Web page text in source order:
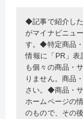
◆記事で紹介し
がマイナビニュ
す。◆特定商品
情報に「PR」
も個々の商品・
りません。商品
さい。◆商品・
ホームページの
のもので、その